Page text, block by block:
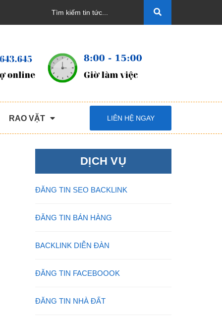
RAO VẶT LIÊN HỆ NGAY
DỊCH VỤ
ĐĂNG TIN SEO BACKLINK
ĐĂNG TIN BÁN HÀNG
BACKLINK DIỄN ĐÀN
ĐĂNG TIN FACEBOOOK
ĐĂNG TIN NHÀ ĐẤT